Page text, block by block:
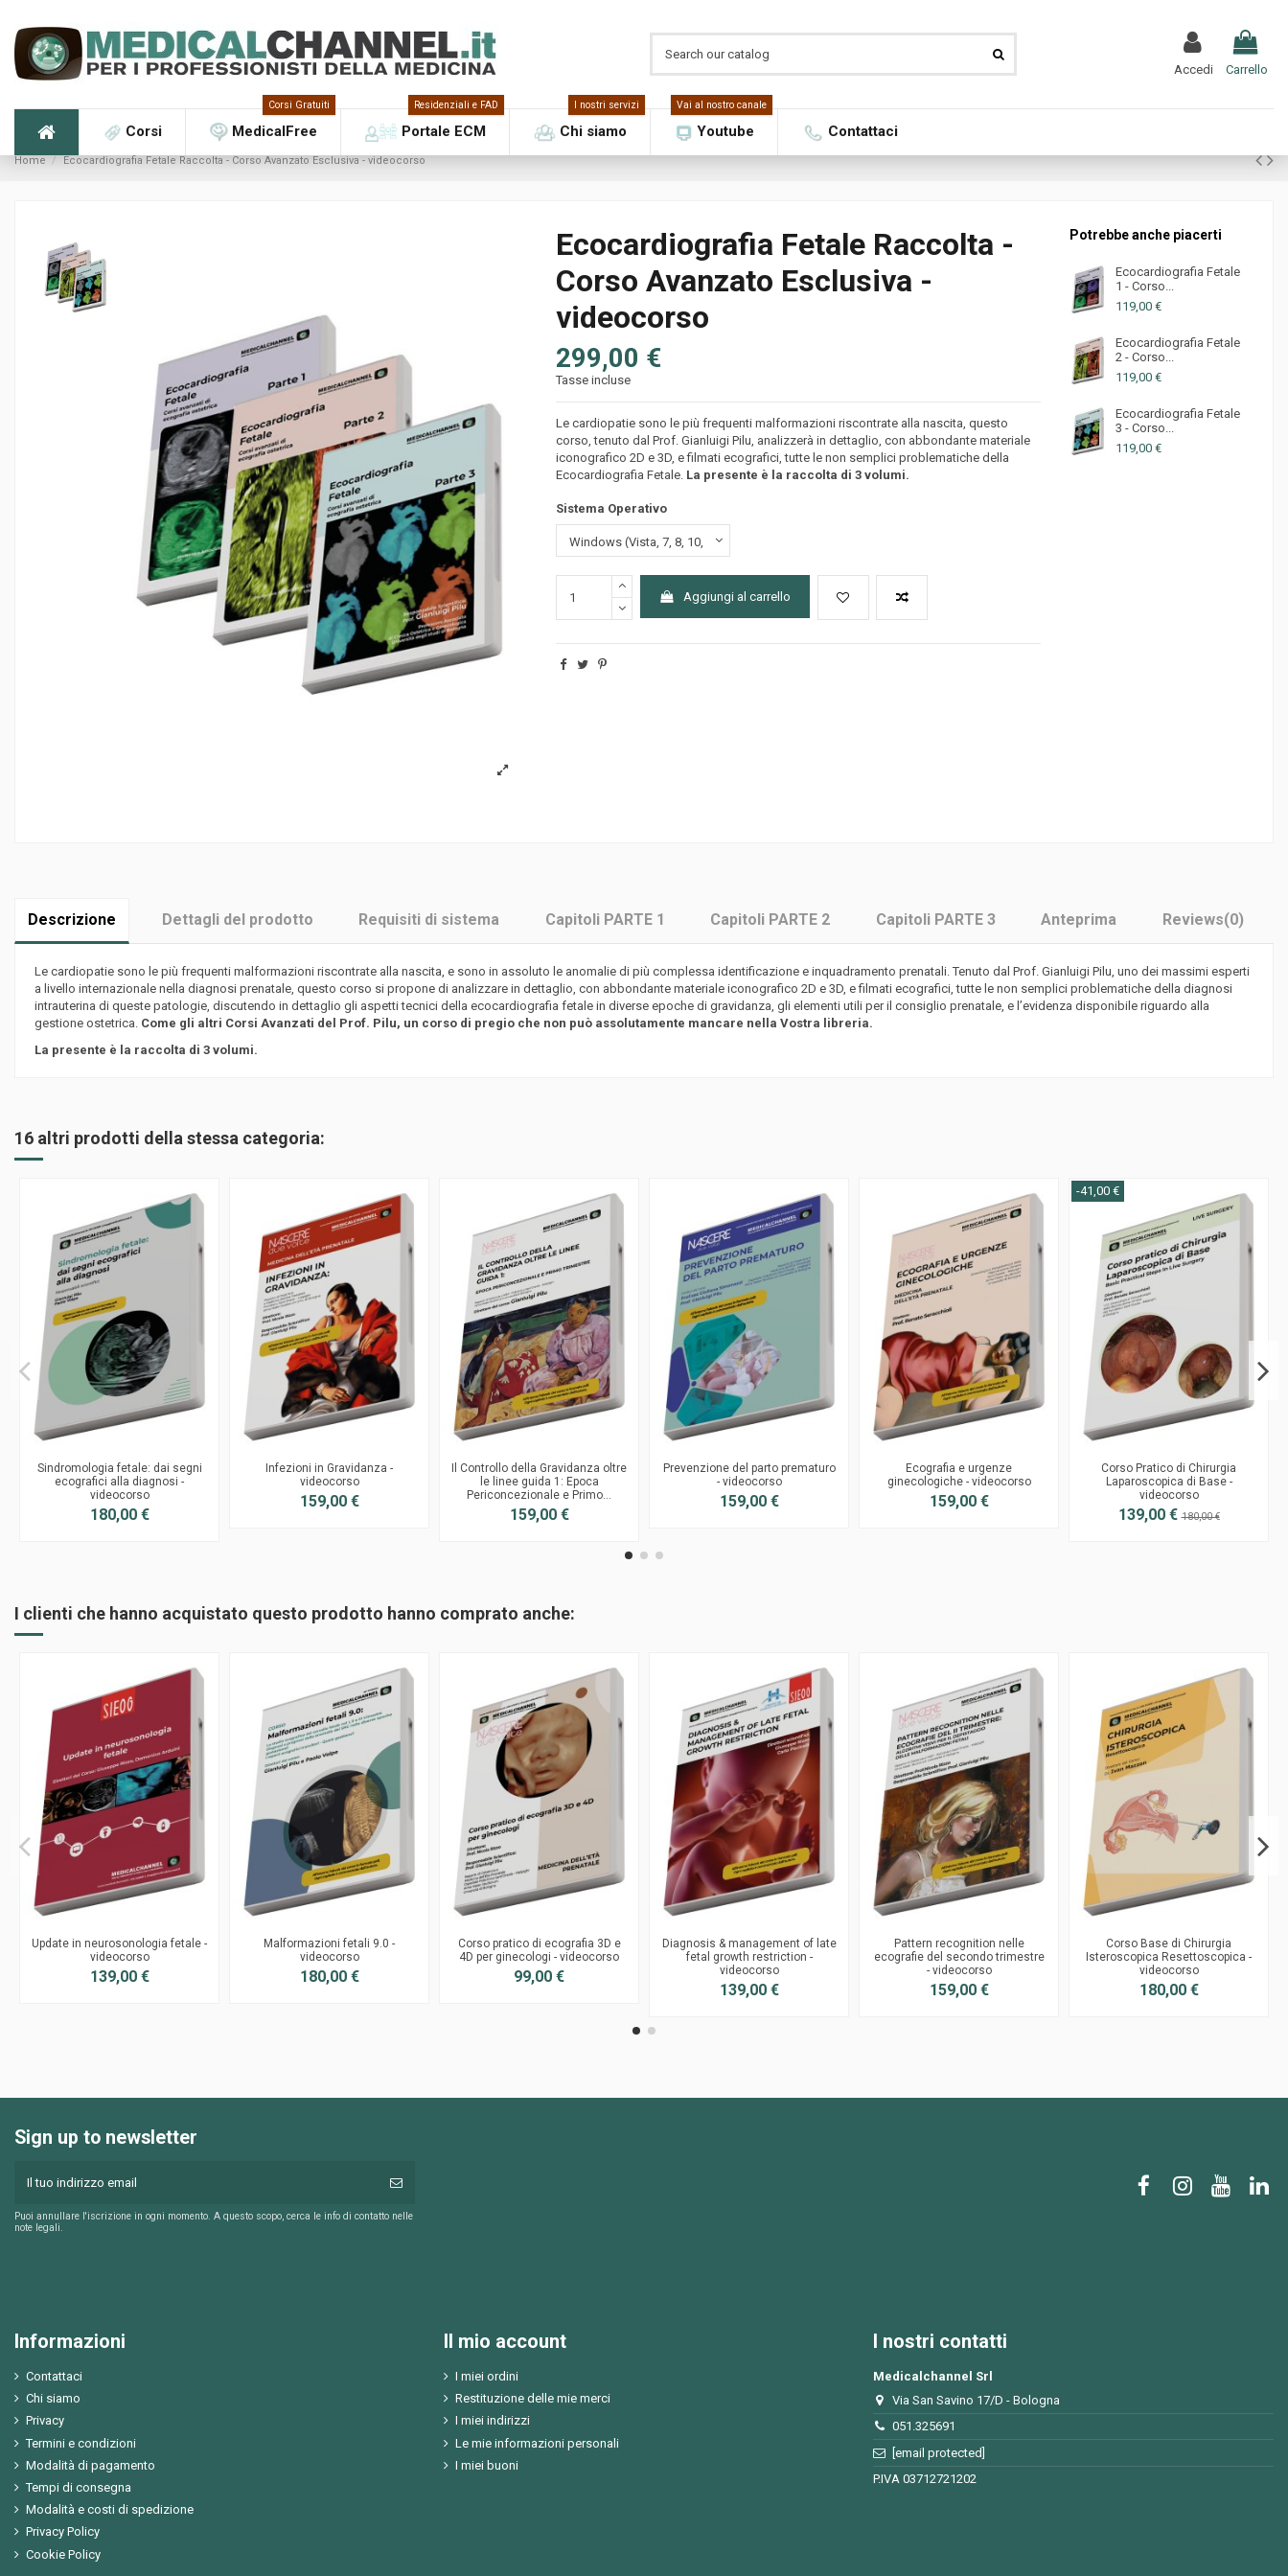
Accedi Carrello
Corsi MedicalFree
Corsi Gratuiti
Portale ECM
Residenziali e FAD
Chi siamo
I nostri servizi
Youtube
Vai al nostro canale
Contattaci
Home Ecocardiografia Fetale Raccolta - Corso Avanzato Esclusiva - videocorso
Ecocardiografia Fetale Raccolta -
Corso Avanzato Esclusiva -
videocorso
299,00 €
Tasse incluse
Le cardiopatie sono le più frequenti malformazioni riscontrate alla nascita, questo
corso, tenuto dal Prof. Gianluigi Pilu, analizzerà in dettaglio, con abbondante materiale
iconografico 2D e 3D, e filmati ecografici, tutte le non semplici problematiche della
Ecocardiografia Fetale. La presente è la raccolta di 3 volumi.
Sistema Operativo
Aggiungi al carrello
Potrebbe anche piacerti
Ecocardiografia Fetale
1 - Corso...
119,00 €
Ecocardiografia Fetale
2 - Corso...
119,00 €
Ecocardiografia Fetale
3 - Corso...
119,00 €
Descrizione Dettagli del prodotto Requisiti di sistema Capitoli PARTE 1 Capitoli PARTE 2 Capitoli PARTE 3 Anteprima Reviews(0)
Le cardiopatie sono le più frequenti malformazioni riscontrate alla nascita, e sono in assoluto le anomalie di più complessa identificazione e inquadramento prenatali. Tenuto dal Prof. Gianluigi Pilu, uno dei massimi esperti
a livello internazionale nella diagnosi prenatale, questo corso si propone di analizzare in dettaglio, con abbondante materiale iconografico 2D e 3D, e filmati ecografici, tutte le non semplici problematiche della diagnosi
intrauterina di queste patologie, discutendo in dettaglio gli aspetti tecnici della ecocardiografia fetale in diverse epoche di gravidanza, gli elementi utili per il consiglio prenatale, e l’evidenza disponibile riguardo alla
gestione ostetrica. Come gli altri Corsi Avanzati del Prof. Pilu, un corso di pregio che non può assolutamente mancare nella Vostra libreria.
La presente è la raccolta di 3 volumi.
16 altri prodotti della stessa categoria:
Sindromologia fetale: dai segni
ecografici alla diagnosi -
videocorso
180,00 €
Infezioni in Gravidanza -
videocorso
159,00 €
Il Controllo della Gravidanza oltre
le linee guida 1: Epoca
Periconcezionale e Primo...
159,00 €
Prevenzione del parto prematuro
- videocorso
159,00 €
Ecografia e urgenze
ginecologiche - videocorso
159,00 €
-41,00 €
Corso Pratico di Chirurgia
Laparoscopica di Base -
videocorso
139,00 €180,00 €
I clienti che hanno acquistato questo prodotto hanno comprato anche:
Update in neurosonologia fetale -
videocorso
139,00 €
Malformazioni fetali 9.0 -
videocorso
180,00 €
Corso pratico di ecografia 3D e
4D per ginecologi - videocorso
99,00 €
Diagnosis & management of late
fetal growth restriction -
videocorso
139,00 €
Pattern recognition nelle
ecografie del secondo trimestre
- videocorso
159,00 €
Corso Base di Chirurgia
Isteroscopica Resettoscopica -
videocorso
180,00 €
Sign up to newsletter
Puoi annullare l'iscrizione in ogni momento. A questo scopo, cerca le info di contatto nelle
note legali.
Informazioni
Contattaci
Chi siamo
Privacy
Termini e condizioni
Modalità di pagamento
Tempi di consegna
Modalità e costi di spedizione
Privacy Policy
Cookie Policy
Il mio account
I miei ordini
Restituzione delle mie merci
I miei indirizzi
Le mie informazioni personali
I miei buoni
I nostri contatti
Medicalchannel Srl
Via San Savino 17/D - Bologna
051.325691
[email protected]
P.IVA 03712721202